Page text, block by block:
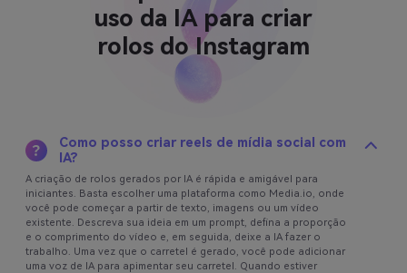
uso da IA para criar
rolos do Instagram
Como posso criar reels de mídia social com
IA?
A criação de rolos gerados por IA é rápida e amigável para
iniciantes. Basta escolher uma plataforma como Media.io, onde
você pode começar a partir de texto, imagens ou um vídeo
existente. Descreva sua ideia em um prompt, defina a proporção
e o comprimento do vídeo e, em seguida, deixe a IA fazer o
trabalho. Uma vez que o carretel é gerado, você pode adicionar
uma voz de IA para apimentar seu carretel. Quando estiver